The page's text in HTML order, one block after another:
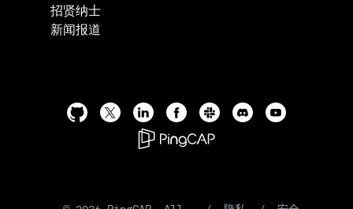
招贤纳士
新闻报道